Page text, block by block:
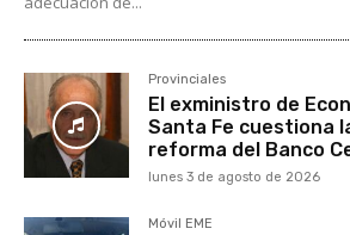
Provinciales
El exministro de
Santa Fe cuestiona
reforma del Banco
lunes 3 de agosto de 2026
Móvil EME